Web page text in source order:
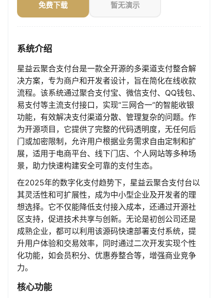
免费下载 暂无演示
系统介绍
星益云聚合支付台是一款全开源的多渠道支付整合解
决方案，专为商户和开发者设计，旨在简化在线收款
流程。该系统通过聚合支付宝、微信支付、QQ钱包、
易支付等主流支付接口，实现“三网合一”的智能收银
功能，有效解决支付渠道分散、管理复杂的问题。作
为开源项目，它提供了完整的代码透明度，无任何后
门或加密限制，允许用户根据业务需求自由定制和扩
展，适用于电商平台、线下门店、个人网站等多种场
景，助力快速构建安全可靠的支付生态。
在2025年的数字化支付趋势下，星益云聚合支付台以
其灵活性和可扩展性，成为中小型企业及开发者的理
想选择。它不仅能降低支付接入成本，还通过开源社
区支持，促进技术共享与创新。无论是初创公司还是
成熟企业，都可以利用该源码快速部署支付系统，提
升用户体验和交易效率，同时通过二次开发实现个性
化功能，如会员积分、优惠券整合等，增强商业竞争
力。
核心功能